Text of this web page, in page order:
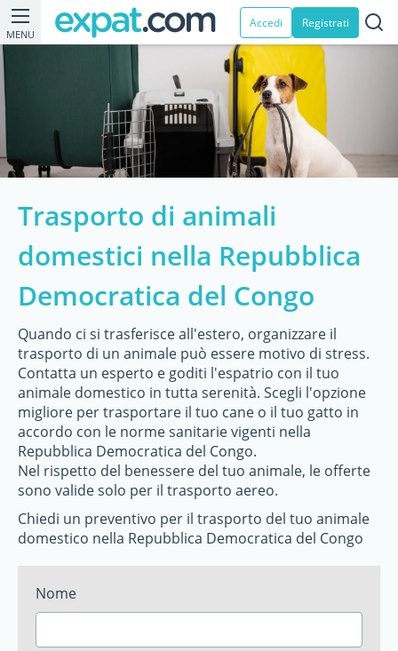
MENU
Accedi Registrati
Trasporto di animali
domestici nella Repubblica
Democratica del Congo
Quando ci si trasferisce all'estero, organizzare il
trasporto di un animale può essere motivo di stress.
Contatta un esperto e goditi l'espatrio con il tuo
animale domestico in tutta serenità. Scegli l'opzione
migliore per trasportare il tuo cane o il tuo gatto in
accordo con le norme sanitarie vigenti nella
Repubblica Democratica del Congo.
Nel rispetto del benessere del tuo animale, le offerte
sono valide solo per il trasporto aereo.
Chiedi un preventivo per il trasporto del tuo animale
domestico nella Repubblica Democratica del Congo
Nome